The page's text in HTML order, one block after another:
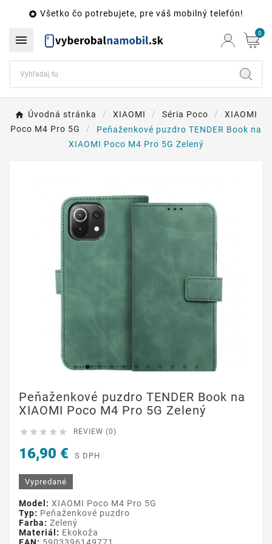
 Všetko čo potrebujete, pre váš mobilný telefón!
 0
Úvodná stránka XIAOMI Séria Poco
XIAOMI
Poco M4 Pro 5G
Peňaženkové puzdro TENDER Book na
XIAOMI Poco M4 Pro 5G Zelený
Peňaženkové puzdro TENDER Book na
XIAOMI Poco M4 Pro 5G Zelený
     REVIEW (0)
16,90 € S DPH
Vypredané
Model: XIAOMI Poco M4 Pro 5G
Typ: Peňaženkové puzdro
Farba: Zelený
Materiál: Ekokoža